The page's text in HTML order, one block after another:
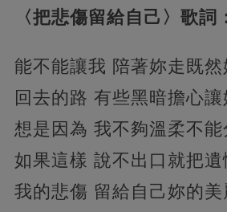
〈把悲傷留給自己〉歌詞：
能不能讓我 陪著妳走既
回去的路 有些黑暗擔心
想是因為 我不夠溫柔不
如果這樣 說不出口就把
我的悲傷 留給自己妳的